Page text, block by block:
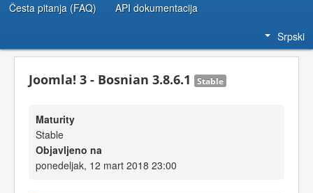
Česta pitanja (FAQ) API dokumentacija
Srpski
Joomla! 3 - Bosnian 3.8.6.1 Stable
Maturity
Stable
Objavljeno na
ponedeljak, 12 mart 2018 23:00